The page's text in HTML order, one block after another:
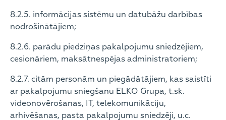
8.2.5. informācijas sistēmu un datubāžu darbības
nodrošinātājiem;
8.2.6. parādu piedziņas pakalpojumu sniedzējiem,
cesionāriem, maksātnespējas administratoriem;
8.2.7. citām personām un piegādātājiem, kas saistīti
ar pakalpojumu sniegšanu ELKO Grupa, t.sk.
videonovērošanas, IT, telekomunikāciju,
arhivēšanas, pasta pakalpojumu sniedzēji, u.c.